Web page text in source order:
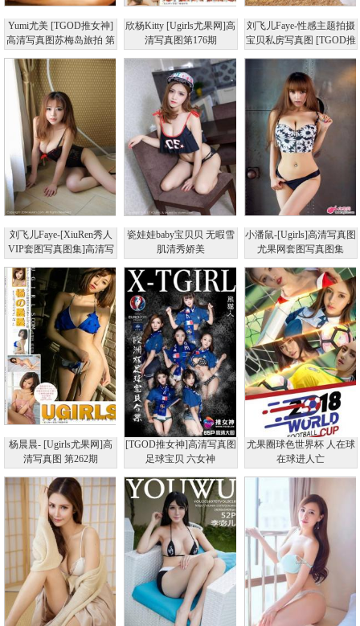
Yumi尤美 [TGOD推女神]
高清写真图苏梅岛旅拍 第
欣杨Kitty [Ugirls尤果网]高
清写真图第176期
刘飞儿Faye-性感主题拍摄
宝贝私房写真图 [TGOD推
刘飞儿Faye-[XiuRen秀人
VIP套图写真图集]高清写
瓷娃娃baby宝贝贝 无暇雪
肌清秀娇美
小潘鼠-[Ugirls]高清写真图
尤果网套图写真图集
杨晨晨- [Ugirls尤果网]高
清写真图 第262期
[TGOD推女神]高清写真图
足球宝贝 六女神
尤果圈球色世界杯 人在球
在球进人亡